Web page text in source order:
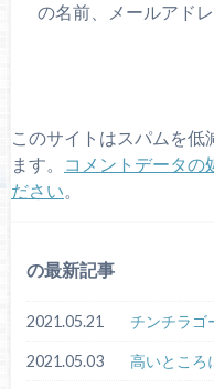
の名前、メールアド
このサイトはスパムを低
ます。
コメントデータの
ださい。
の最新記事
2021.05.21 チンチラゴ
2021.05.03 高いところ